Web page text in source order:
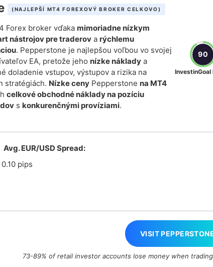
(NAJLEPŠÍ MT4 FOREXOVÝ BROKER CELKOVO)
Forex broker vďaka mimoriadne nízkym
nástrojov pre traderov a rýchlemu
. Pepperstone je najlepšou voľbou vo svojej
EA, pretože jeho nízke náklady a
doladenie vstupov, výstupov a rizika na
stratégiách. Nízke ceny Pepperstone na MT4
celkové obchodné náklady na pozíciu
s konkurenčnými províziami.
90
InvestinGoal
Avg. EUR/USD Spread:
0.10 pips
VISIT
73-89% of retail investor accounts lose money when trading